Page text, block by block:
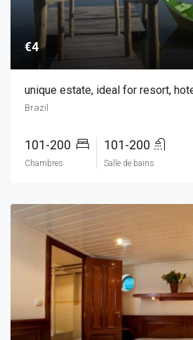
€4
Brazil
101-200
Chambres
101-200
Salle de bains